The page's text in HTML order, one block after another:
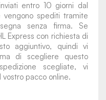
entro 10 giorni dal
spediti tramite
senza firma. Se
Express con richiesta di
aggiuntivo, quindi vi
di scegliere questo
scegliate, vi
pacco online.